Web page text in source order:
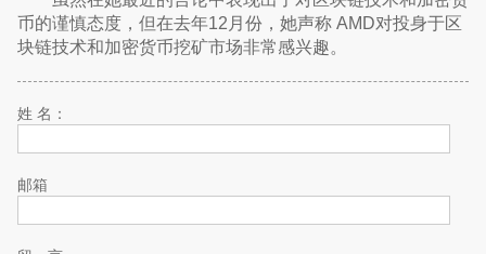
币的谨慎态度，但在去年12月份，她声称 AMD对投身于区
块链技术和加密货币挖矿市场非常感兴趣。
姓 名：
邮箱